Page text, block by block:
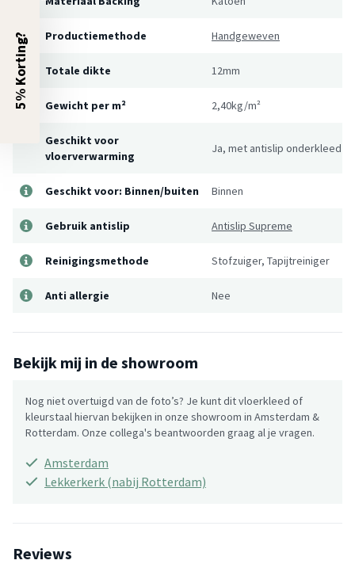
Productiemethode Handgeweven
Totale dikte 12mm
Gewicht per m² 2,40kg/m²
Geschikt voor
vloerverwarming
Ja, met antislip onderkleed
Geschikt voor: Binnen/buiten Binnen
Gebruik antislip Antislip Supreme
Reinigingsmethode Stofzuiger, Tapijtreiniger
Anti allergie Nee
Bekijk mij in de showroom
Nog niet overtuigd van de foto’s? Je kunt dit vloerkleed of
kleurstaal hiervan bekijken in onze showroom in Amsterdam &
Rotterdam. Onze collega's beantwoorden graag al je vragen.
Amsterdam
Lekkerkerk (nabij Rotterdam)
Reviews
5% Korting?